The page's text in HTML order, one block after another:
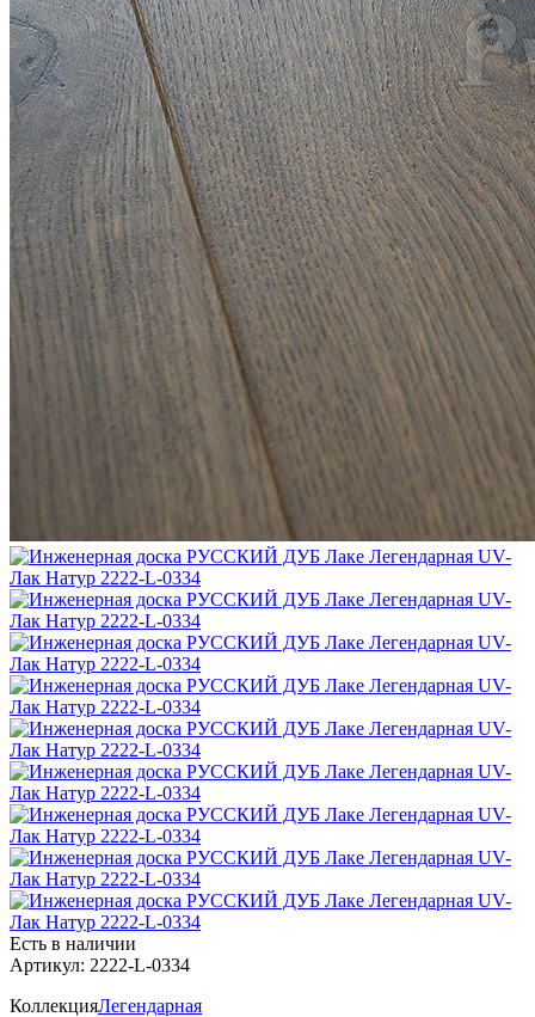
Есть в наличии
Артикул: 2222-L-0334
КоллекцияЛегендарная